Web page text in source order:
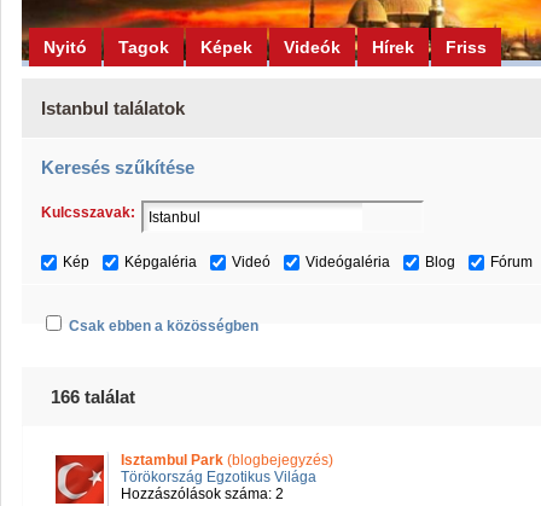
Nyitó Tagok Képek Videók Hírek Friss
Istanbul találatok
Keresés szűkítése
Kulcsszavak:
Kép Képgaléria Videó Videógaléria Blog Fórum
Csak ebben a közösségben
166 találat
Isztambul Park (blogbejegyzés)
Törökország Egzotikus Világa
Hozzászólások száma: 2